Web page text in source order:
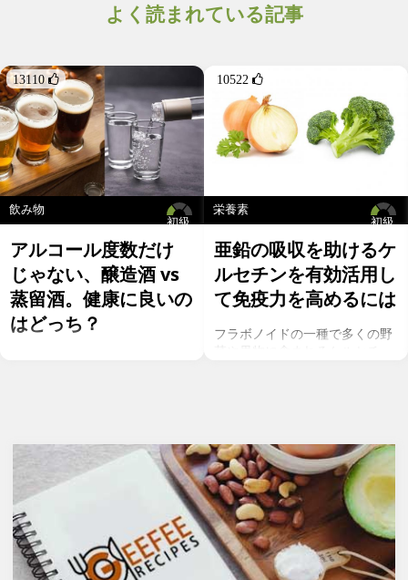
い上に身体にもよい海のスーパーフードといわれるのも納得で
化に貢献する牡蠣は、私たちの身体にも惜しみない恩恵をもたら
してくれます。
よく読まれている記事
13110 
初級
飲み物
アルコール度数だけ
じゃない、醸造酒 vs
蒸留酒。健康に良いの
はどっち？
やウォッカ等の蒸留酒は、度数
も高いため健康に悪そうなイ
メージで、ワインや日本酒など
は何となくナチュラルな感じで
アルコール度数も低いのでそう
悪くもなさそうなイメージです
が、実際のところどうなので
しょうか？今回は、大きく分け
10522 
初級
栄養素
亜鉛の吸収を助けるケ
ルセチンを有効活用し
て免疫力を高めるには
フラボノイドの一種で多くの野
菜や果物に含まれるケルセチ
まれるケルセチンが、血中コレ
ステロールを値を抑え心臓病の
リスクを軽減するということを
お伝えしましたが、ケルセチン
には抗菌抗ウィルス作用があり
ウイルスとの闘いを促進する可
能性があると言われています。
また、免疫力の維持に重要な働